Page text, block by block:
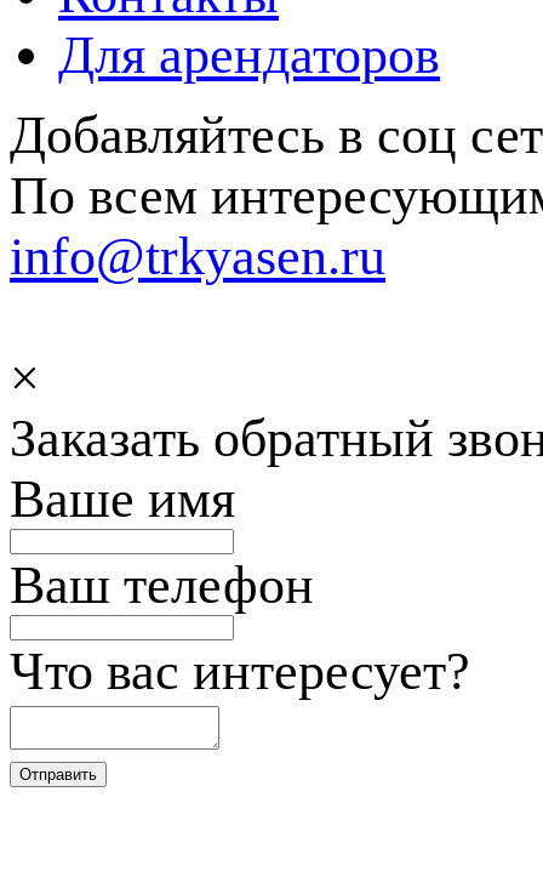
Для арендаторов
Добавляйтесь в соц
По всем
info@trkyasen.ru
×
Заказать обратный
Ваше имя
Ваш телефон
Что вас интересует?
Отправить